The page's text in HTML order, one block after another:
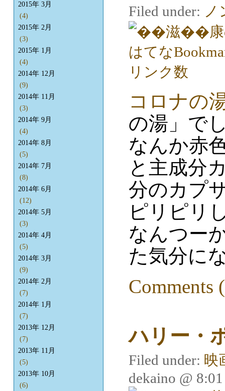
Filed under: ノ
コロナの
の湯」で
なんか赤
と主成分
分のカプ
ピリピリ
なんつー
た気分に
Comments
ハリー・
Filed under: 映
dekaino @
2015年 3月
(4)
2015年 2月
(3)
2015年 1月
(4)
2014年 12月
(9)
2014年 11月
(3)
2014年 9月
(4)
2014年 8月
(5)
2014年 7月
(8)
2014年 6月
(12)
2014年 5月
(3)
2014年 4月
(5)
2014年 3月
(9)
2014年 2月
(7)
2014年 1月
(7)
2013年 12月
(7)
2013年 11月
(5)
2013年 10月
(6)